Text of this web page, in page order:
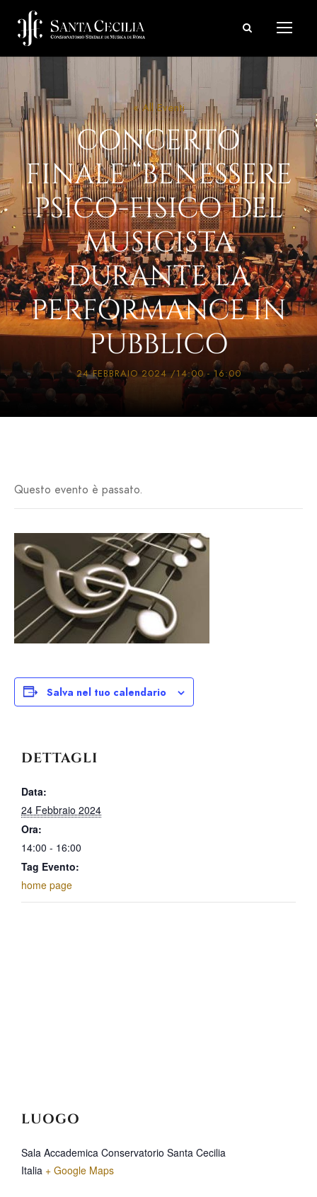
« All Eventi
CONCERTO
FINALE “BENESSERE
PSICO-FISICO DEL
MUSICISTA
DURANTE LA
PERFORMANCE IN
PUBBLICO
24 FEBBRAIO 2024 /14:00 -16:00
Questo evento è passato.
Salva nel tuo calendario
DETTAGLI
Data:
24 Febbraio 2024
Ora:
14:00 - 16:00
Tag Evento:
home page
LUOGO
Sala Accademica Conservatorio Santa Cecilia
Italia + Google Maps